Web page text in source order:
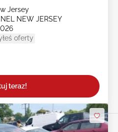
Jersey
NEW JERSEY
oferty
teraz!